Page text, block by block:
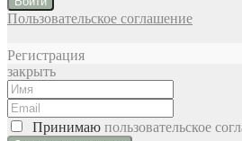
Пользовательское соглашение
Регистрация
закрыть
Принимаю пользовательское